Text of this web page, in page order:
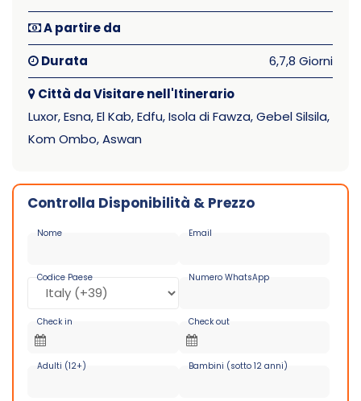
A partire da
Durata
6,7,8 Giorni
Città da Visitare nell'Itinerario
Luxor, Esna, El Kab, Edfu, Isola di Fawza, Gebel Silsila,
Kom Ombo, Aswan
Controlla Disponibilità & Prezzo
Nome Email
Codice Paese Numero WhatsApp
Check in Check out
Adulti (12+) Bambini (sotto 12 anni)